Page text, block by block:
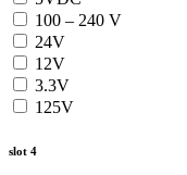
100 – 240 V
24V
12V
3.3V
125V
slot 4